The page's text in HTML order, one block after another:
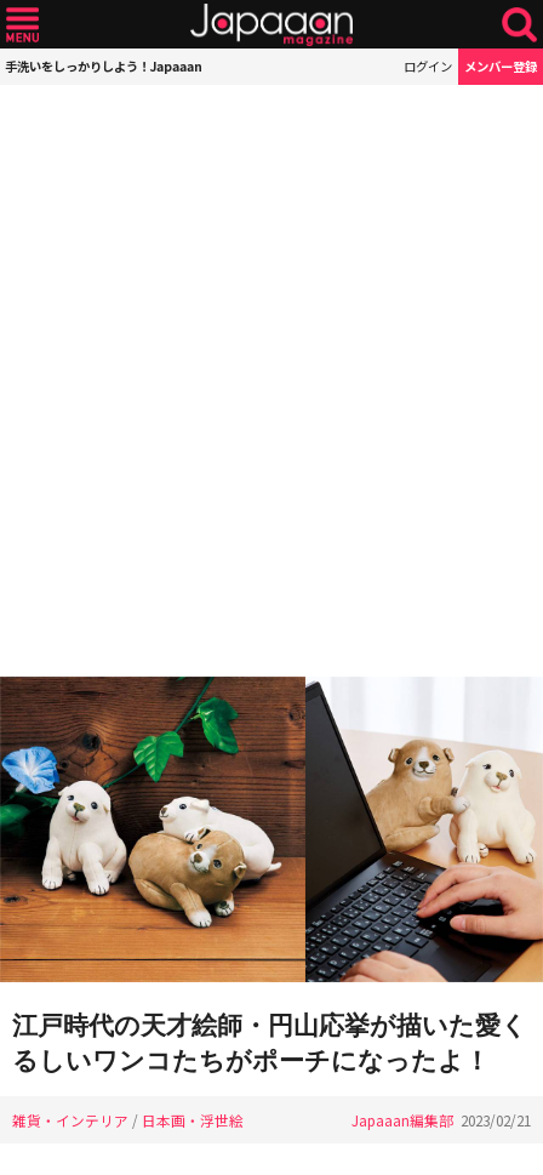
手洗いをしっかりしよう！Japaaan ログイン メンバー登録
江戸時代の天才絵師・円山応挙が描いた愛く
るしいワンコたちがポーチになったよ！
雑貨・インテリア / 日本画・浮世絵 Japaaan編集部 2023/02/21